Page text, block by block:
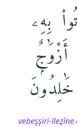
بِهِۦ
أَزْوَٰجٌۭ
vebeşşiri-